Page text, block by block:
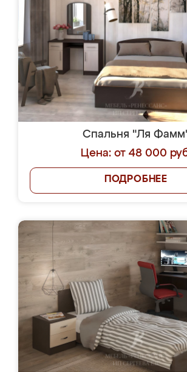
Спальня "Ля
Цена: от 48 000
ПОДРОБНЕЕ